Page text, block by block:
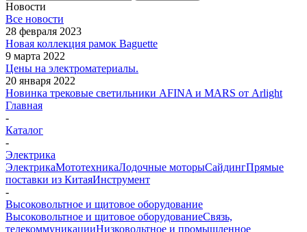
Новости
Все новости
28 февраля 2023
Новая коллекция рамок Baguette
9 марта 2022
Цены на электроматериалы.
20 января 2022
Новинка трековые светильники AFINA и MARS от Arlight
Главная
-
Каталог
-
Электрика
ЭлектрикаМототехникаЛодочные моторыСайдингПрямые
поставки из КитаяИнструмент
-
Высоковольтное и щитовое оборудование
Высоковольтное и щитовое оборудованиеСвязь,
телекоммуникацииНизковольтное и промышленное